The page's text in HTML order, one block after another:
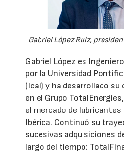
Gabriel López Ruiz,
Gabriel López es
por la Universidad
(Icai) y ha desarrollado
en el Grupo
el mercado de lubricantes
Ibérica. Continuó su
sucesivas adquisiciones
largo del tiempo: